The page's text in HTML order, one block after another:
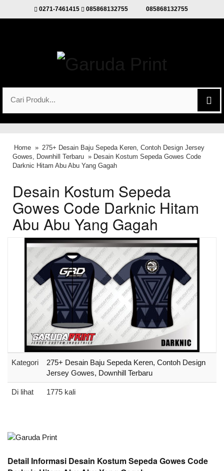
0271-7461415 085868132755 085868132755
Home » 275+ Desain Baju Sepeda Keren, Contoh Design Jersey
Gowes, Downhill Terbaru » Desain Kostum Sepeda Gowes Code
Darknic Hitam Abu Abu Yang Gagah
Desain Kostum Sepeda
Gowes Code Darknic Hitam
Abu Abu Yang Gagah
Kategori
275+ Desain Baju Sepeda Keren, Contoh Design
Jersey Gowes, Downhill Terbaru
Di lihat 1775 kali
Detail Informasi Desain Kostum Sepeda Gowes Code